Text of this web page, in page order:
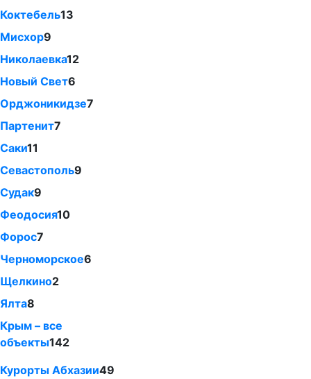
Коктебель13
Мисхор9
Николаевка12
Новый Свет6
Орджоникидзе7
Партенит7
Саки11
Севастополь9
Судак9
Феодосия10
Форос7
Черноморское6
Щелкино2
Ялта8
Крым – все
объекты142
Курорты Абхазии49